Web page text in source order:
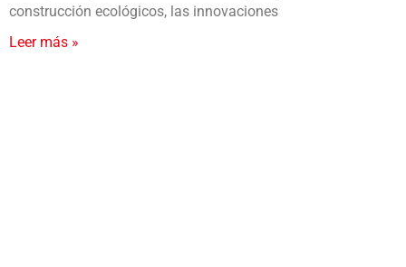
construcción ecológicos, las innovaciones
Leer más »